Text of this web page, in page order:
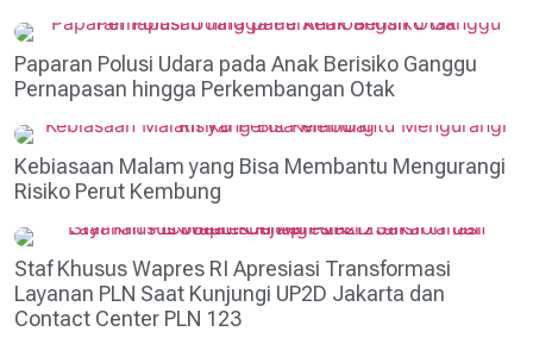
Paparan Polusi Udara pada Anak Berisiko Ganggu
Pernapasan hingga Perkembangan Otak
Kebiasaan Malam yang Bisa Membantu Mengurangi
Risiko Perut Kembung
Staf Khusus Wapres RI Apresiasi Transformasi
Layanan PLN Saat Kunjungi UP2D Jakarta dan
Contact Center PLN 123